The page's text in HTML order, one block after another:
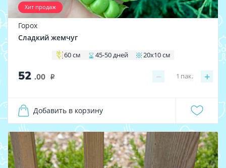
Хит продаж
Горох
Сладкий жемчуг
60 см 45-50 дней 20х10 см
52 .00 i − +
1 пак.
Добавить в корзину